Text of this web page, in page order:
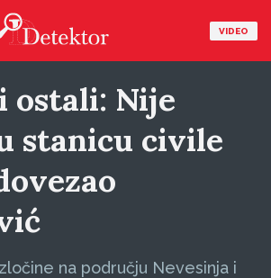
VIDEO
ostali: Nije
stanicu civile
na području Nevesinja i